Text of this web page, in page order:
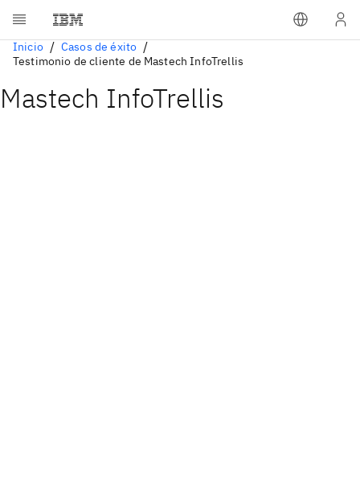
Inicio
Casos de éxito
Testimonio de cliente de Mastech InfoTrellis
Mastech InfoTrellis